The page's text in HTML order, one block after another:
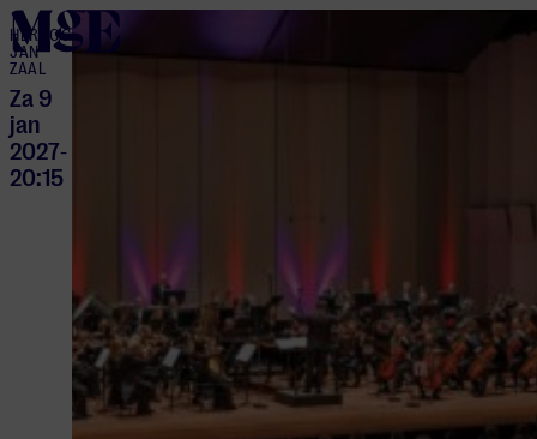
HERTOG
JAN
ZAAL
Za 9
jan
2027-
20:15